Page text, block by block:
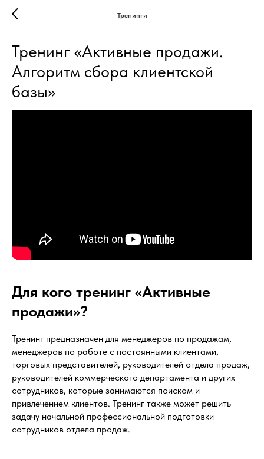
Тренинги
Тренинг «Активные продажи.
Алгоритм сбора клиентской
базы»
Для кого тренинг «Активные
продажи»?
Тренинг предназначен для менеджеров по продажам,
менеджеров по работе с постоянными клиентами,
торговых представителей, руководителей отдела продаж,
руководителей коммерческого департамента и других
сотрудников, которые занимаются поиском и
привлечением клиентов. Тренинг также может решить
задачу начальной профессиональной подготовки
сотрудников отдела продаж.